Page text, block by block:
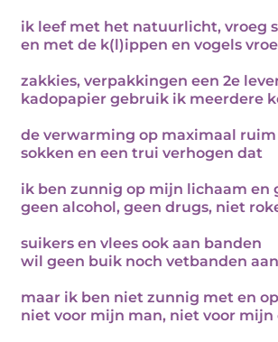
ik leef met het natuurlicht, vroeg
en met de k(l)ippen en vogels
zakkies, verpakkingen een 2e
kadopapier gebruik ik meerdere
de verwarming op maximaal ruim
sokken en een trui verhogen dat
ik ben zunnig op mijn lichaam en
geen alcohol, geen drugs, niet
suikers en vlees ook aan banden
wil geen buik noch vetbanden
maar ik ben niet zunnig met en
niet voor mijn man, niet voor mijn